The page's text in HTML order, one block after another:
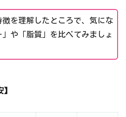
徴を理解したところで、気にな
や「脂質」を比べてみましょ